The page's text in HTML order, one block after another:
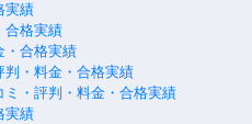
実績
合格実績
・合格実績
判・料金・合格実績
・評判・料金・合格実績
実績